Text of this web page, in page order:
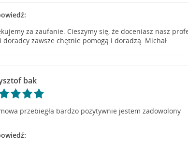
za zaufanie. Cieszymy się, że doceniasz nasz
doradcy zawsze chętnie pomogą i doradzą. Michał
bak
przebiegła bardzo pozytywnie jestem zadowolony